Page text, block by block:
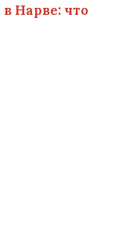
Нарве: что